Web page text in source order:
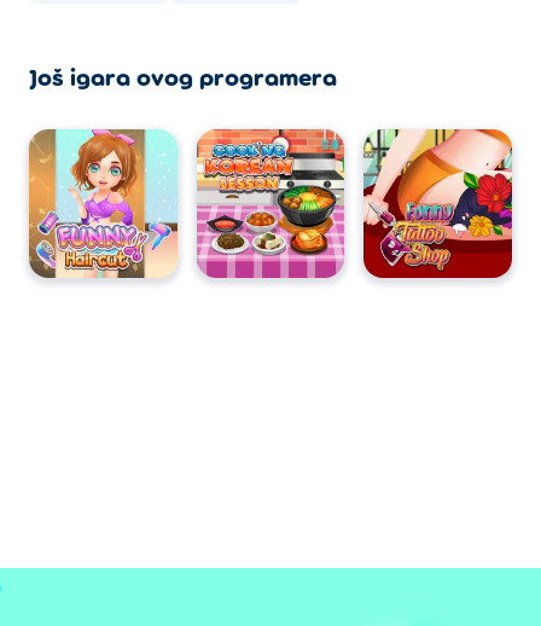
Još igara ovog programera